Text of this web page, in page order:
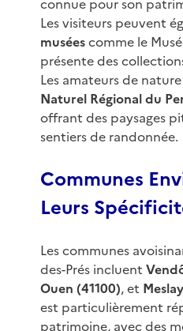
connue pour son
Les visiteurs peuvent
muséescomme le
présente des
Les amateurs de
Naturel Régional du
offrant des paysages
sentiers de randonnée.
Communes
Leurs
Les communes
des-Prés incluent
Ouen (41100), et
est particulièrement
patrimoine, avec des